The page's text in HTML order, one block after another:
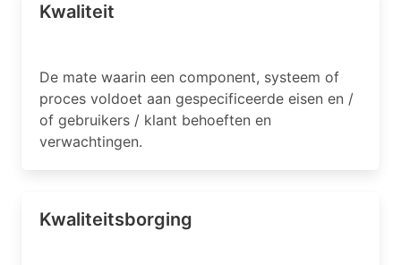
Kwaliteit
De mate waarin een component, systeem of
proces voldoet aan gespecificeerde eisen en /
of gebruikers / klant behoeften en
verwachtingen.
Kwaliteitsborging